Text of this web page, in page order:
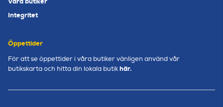
Integritet
Öppettider
För att se öppettider i våra butiker vänligen använd vår
butikskarta och hitta din lokala butikhär.